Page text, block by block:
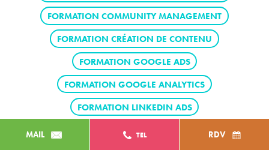
MAIL TEL RDV
FORMATION COMMUNITY MANAGEMENT
FORMATION CRÉATION DE CONTENU
FORMATION GOOGLE ADS
FORMATION GOOGLE ANALYTICS
FORMATION LINKEDIN ADS
FORMATION META ADS FORMATION SEO